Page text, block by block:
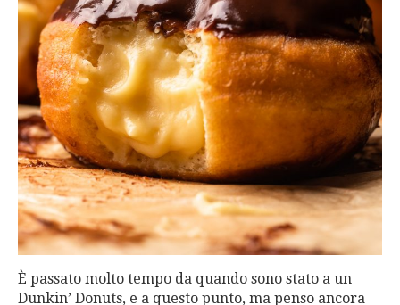
È passato molto tempo da quando sono stato a un
Dunkin’ Donuts, e a questo punto, ma penso ancora